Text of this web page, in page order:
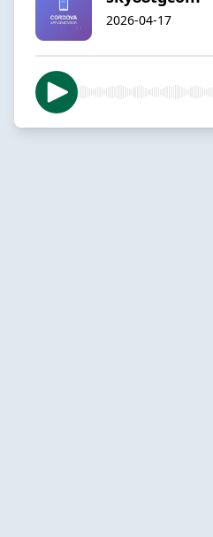
2026-04-17